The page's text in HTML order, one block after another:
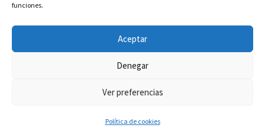
funciones.
Aceptar
Denegar
Ver preferencias
Política de cookies
Distribuidores en México y Octaedro internacional